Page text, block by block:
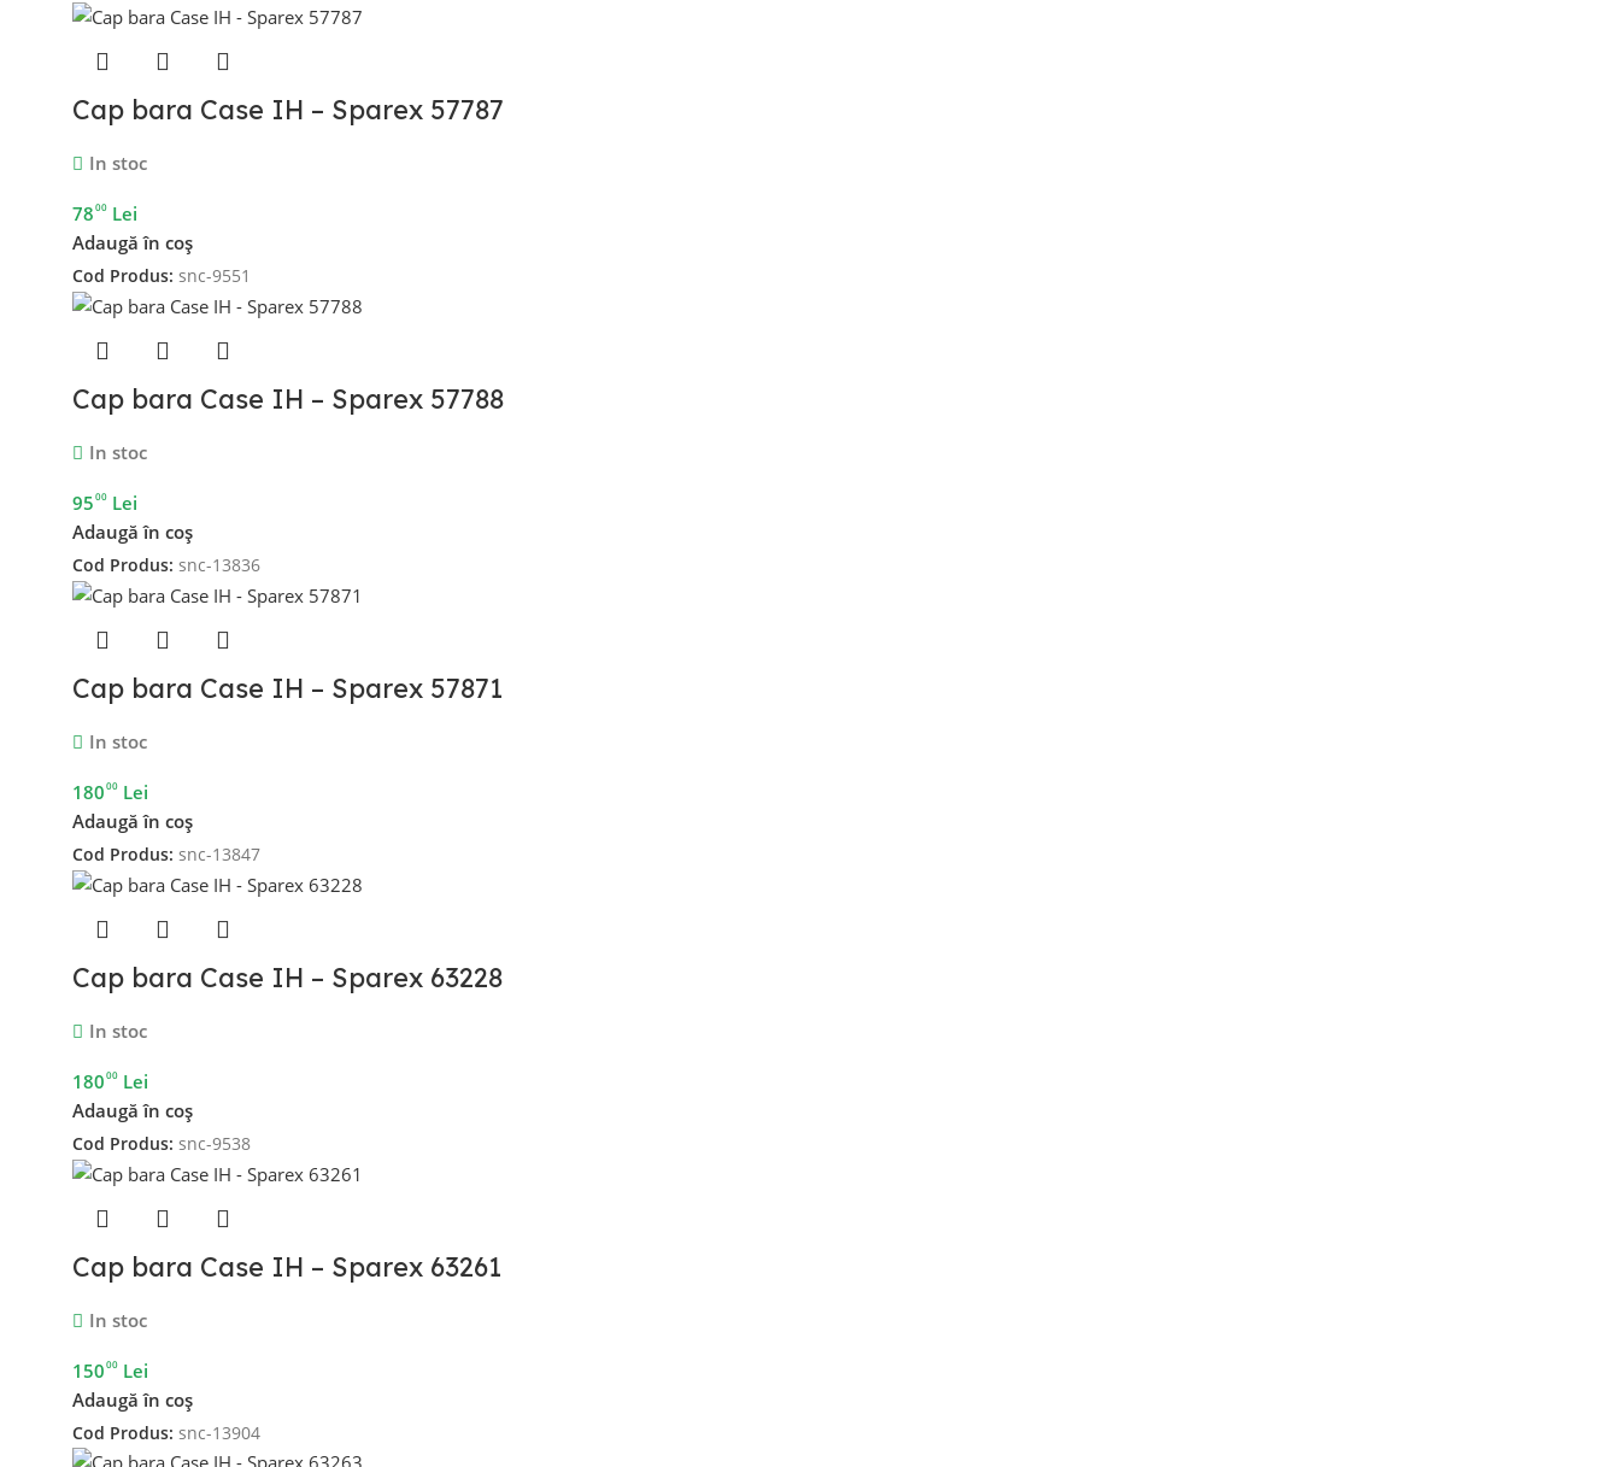
Cap bara Case IH – Sparex 57787
In stoc
7800 Lei
Adaugă în coș
Cod Produs: snc-9551
Cap bara Case IH – Sparex 57788
In stoc
9500 Lei
Adaugă în coș
Cod Produs: snc-13836
Cap bara Case IH – Sparex 57871
In stoc
18000 Lei
Adaugă în coș
Cod Produs: snc-13847
Cap bara Case IH – Sparex 63228
In stoc
18000 Lei
Adaugă în coș
Cod Produs: snc-9538
Cap bara Case IH – Sparex 63261
In stoc
15000 Lei
Adaugă în coș
Cod Produs: snc-13904